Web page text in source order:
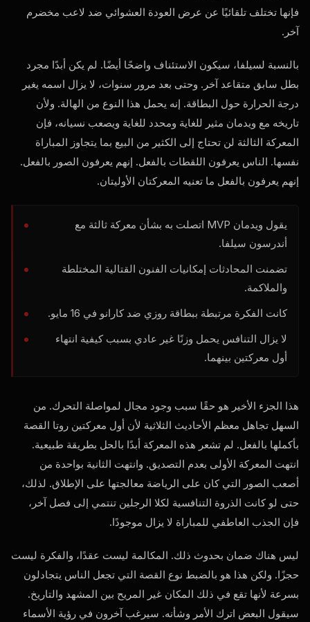
فإنها تختلف تلقائيًا عن عرض العودة العشوائي ضد لاعب مخضرم
آخر.
بالنسبة لسيلفا، سيكون الاستئناف واضحًا أيضًا. لم يكن أبدًا مجرد
بطل سابق متقاعد آخر. وحتى بعد مرور سنوات، لا يزال اسمه يغير
درجة الحرارة حول البطاقة. إنه يحمل هذا النوع من الهالة. ولأن
تاريخه مع ويدمان مثير للغاية ومحدد للغاية ويصعب نسيانه، فإن
المعركة الثالثة لن تحتاج إلى الكثير من البيع بما يتجاوز المباراة
نفسها. الناس يعرفون اللقطات بالفعل. إنهم يعرفون الصور بالفعل.
إنهم يعرفون بالفعل ما تعنيه المعركتان الأوليتان.
يقول ويدمان MVP اتصلت به بشأن معركة ثالثة مع
أندرسون سيلفا.
تضمنت المحادثات إمكانيات الفنون القتالية المختلطة
والملاكمة.
كانت الفكرة مرتبطة ببطاقة روزي ضد كارانو في 16 مايو.
لا يزال التنافس يحمل وزنًا غير عادي بسبب كيفية انتهاء
أول معركتين بينهما.
هذا الجزء الأخير هو حقًا سبب وجود مجال لمواصلة التحرك. من
السهل تجاهل معظم الأحاديث الثلاثية لأن أول معركتين روتا القصة
بأكملها بالفعل. لم تشعر هذه المعركة أبدًا بالحل بطريقة طبيعية.
انتهت المعركة الأولى بعدم التصديق. وانتهت الثانية بواحدة من
أصعب الصور التي كان على الرياضة معالجتها على الإطلاق. لذلك،
حتى لو كانت الذروة التنافسية لكلا الرجلين تنتمي إلى فصل آخر،
فإن الجذب العاطفي للمباراة لا يزال موجودًا.
ليس هناك ضمان بحدوث ذلك. المكالمة ليست عقدًا، والفكرة ليست
حجزًا. ولكن هذا هو بالضبط نوع القصة التي تجعل الناس يتجادلون
بسرعة لأنها تقع في ذلك المكان غير المريح بين المشهد والتاريخ.
سيقول البعض اترك الأمر وشأنه. سيرغب آخرون في رؤية الأسماء